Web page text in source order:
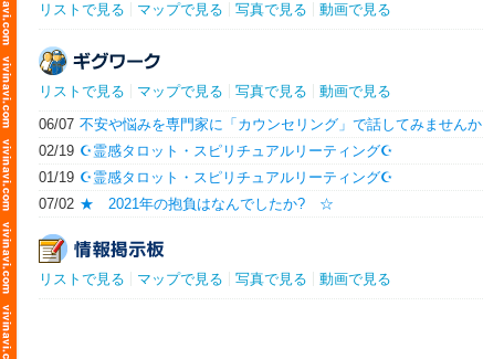
リストで見る マップで見る 写真で見る 動画で見る
リストで見る マップで見る 写真で見る
動画で見る
06/07 不安や悩みを専門家に「カウンセリング」で話してみませんか
02/19 ☪️霊感タロット・スピリチュアルリーティング☪️
01/19 ☪️霊感タロット・スピリチュアルリーティング☪️
07/02 ★ 2021年の抱負はなんでしたか? ☆
リストで見る マップで見る 写真で見る 動画で見る